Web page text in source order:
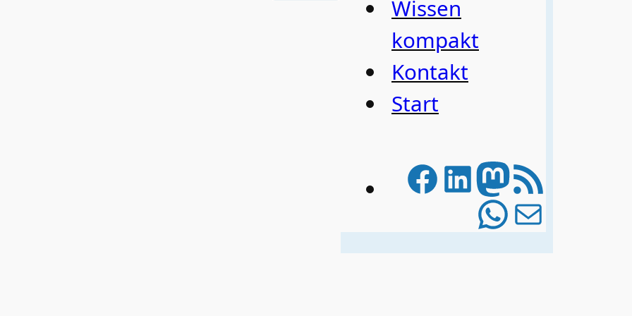
Wissen
kompakt
Kontakt
Start
Facebook
LinkedIn
RSS-Feed
E-Mail